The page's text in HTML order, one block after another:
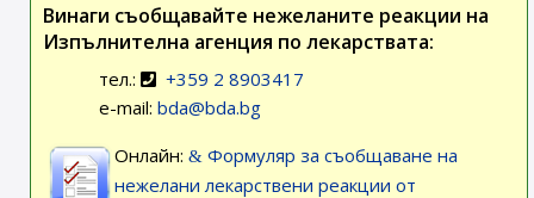
Винаги съобщавайте нежеланите реакции на
Изпълнителна агенция по лекарствата:
тел.:
+359 2 8903417
e-mail: bda@bda.bg
Онлайн:
Формуляр за съобщаване на
нежелани лекарствени реакции от